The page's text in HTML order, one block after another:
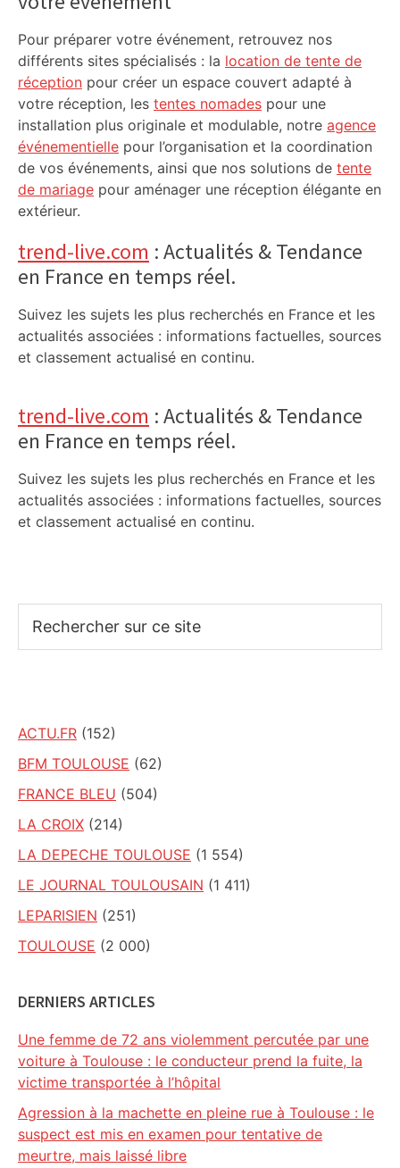
Pour préparer votre événement, retrouvez nos
différents sites spécialisés : la location de tente de
réception pour créer un espace couvert adapté à
votre réception, les tentes nomades pour une
installation plus originale et modulable, notre agence
événementielle pour l’organisation et la coordination
de vos événements, ainsi que nos solutions de tente
de mariage pour aménager une réception élégante en
extérieur.
trend-live.com : Actualités & Tendance
en France en temps réel.
Suivez les sujets les plus recherchés en France et les
actualités associées : informations factuelles, sources
et classement actualisé en continu.
trend-live.com : Actualités & Tendance
en France en temps réel.
Suivez les sujets les plus recherchés en France et les
actualités associées : informations factuelles, sources
et classement actualisé en continu.
sur
ACTU.FR (152)
BFM TOULOUSE (62)
FRANCE BLEU (504)
LA CROIX (214)
LA DEPECHE TOULOUSE (1 554)
LE JOURNAL TOULOUSAIN (1 411)
LEPARISIEN (251)
TOULOUSE (2 000)
DERNIERS ARTICLES
Une femme de 72 ans violemment percutée par une
voiture à Toulouse : le conducteur prend la fuite, la
victime transportée à l’hôpital
Agression à la machette en pleine rue à Toulouse : le
suspect est mis en examen pour tentative de
meurtre, mais laissé libre